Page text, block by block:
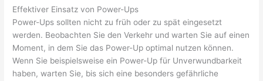
Effektiver Einsatz von Power-Ups
Power-Ups sollten nicht zu früh oder zu spät eingesetzt
werden. Beobachten Sie den Verkehr und warten Sie auf einen
Moment, in dem Sie das Power-Up optimal nutzen können.
Wenn Sie beispielsweise ein Power-Up für Unverwundbarkeit
haben, warten Sie, bis sich eine besonders gefährliche